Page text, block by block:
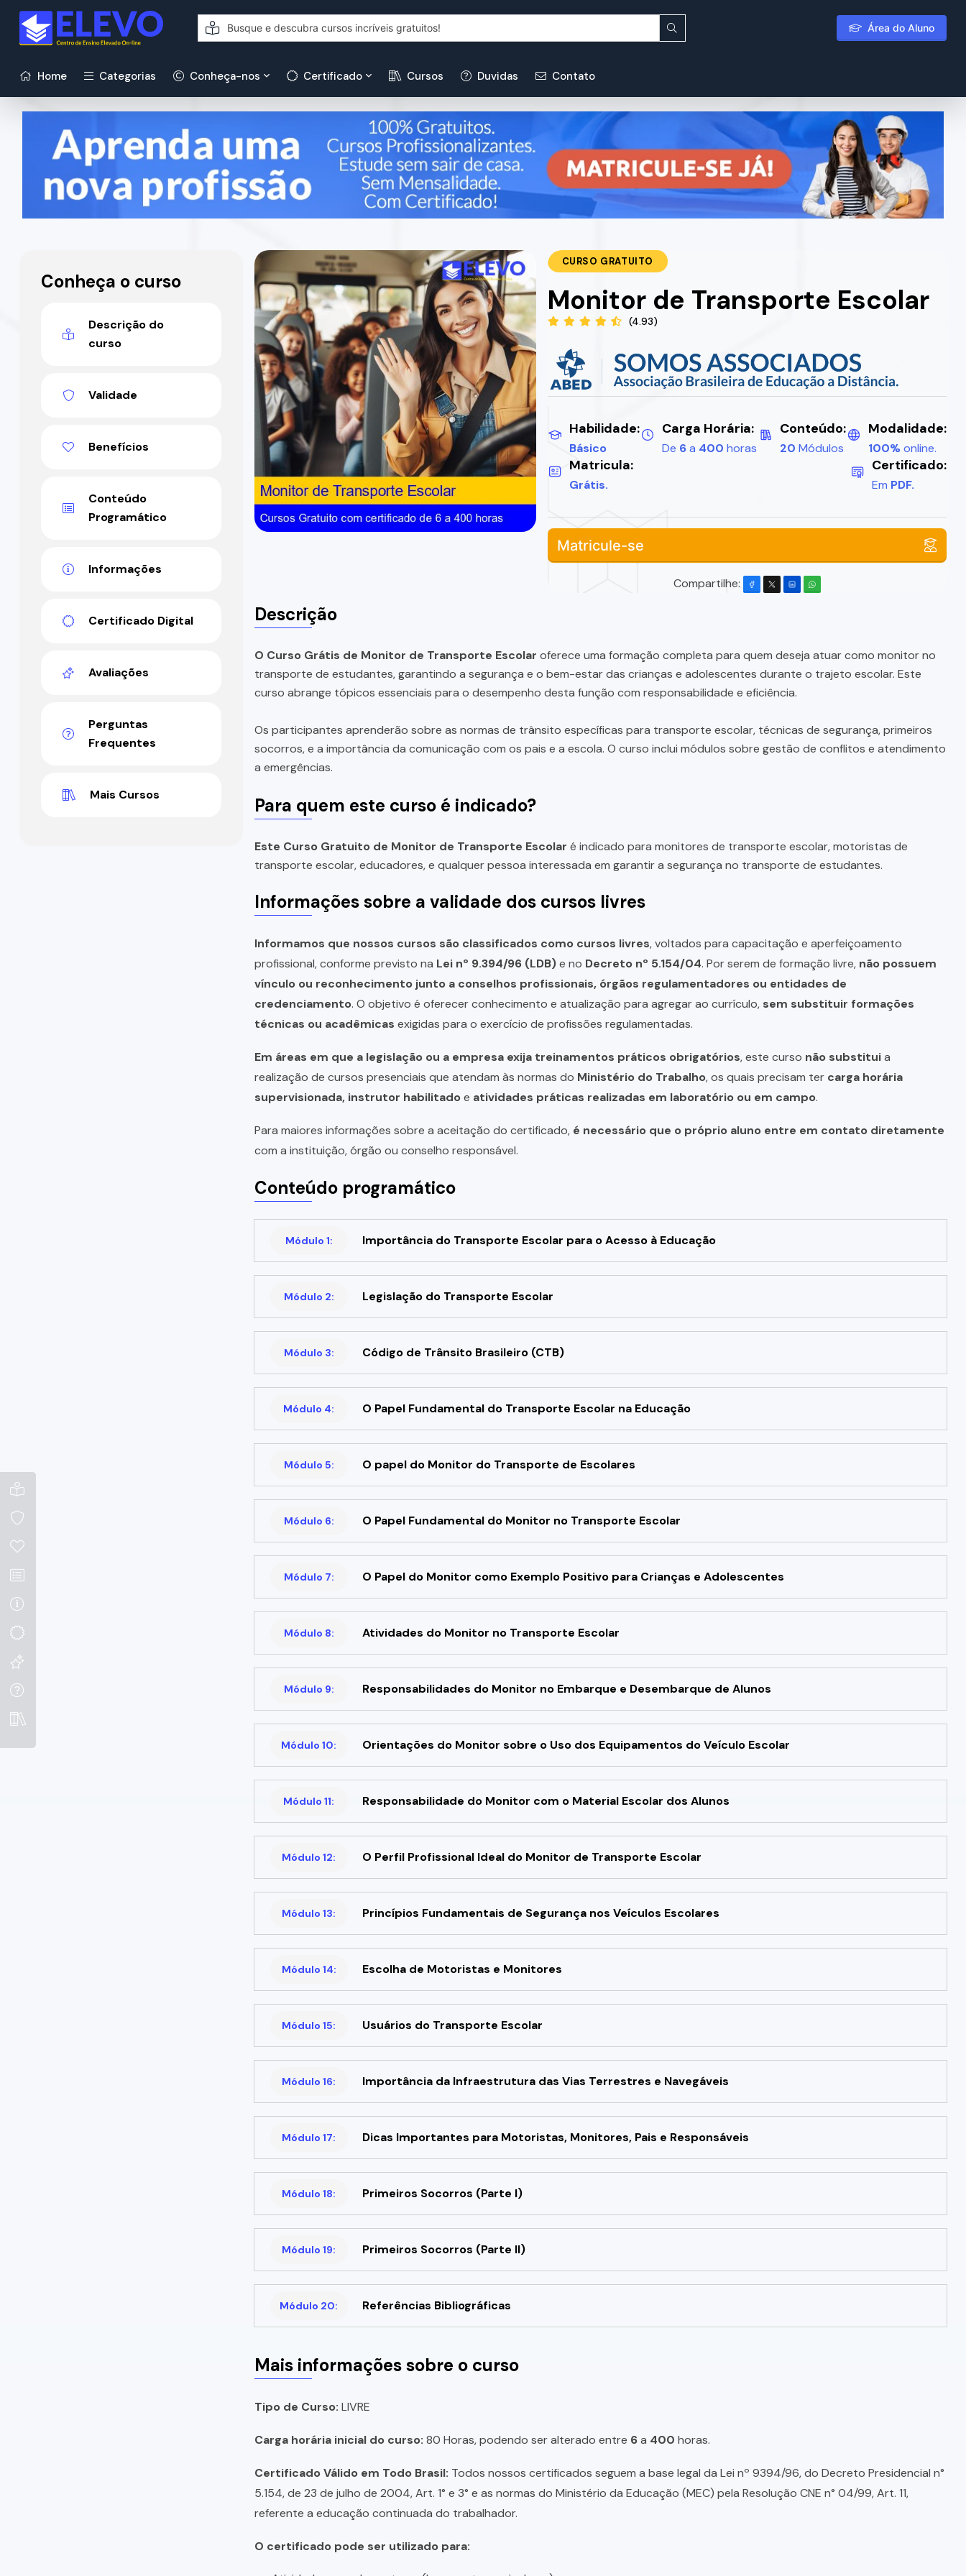
Área do Aluno
Home Categorias Conheça-nos Certificado Cursos Duvidas Contato
CURSO GRATUITO
Monitor de Transporte Escolar
(4.93)
Habilidade:
Básico
Carga Horária:
De 6a 400 horas
Conteúdo:
20 Módulos
Modalidade:
100%online.
Matricula:
Grátis.
Certificado:
Em PDF.
Matricule-se
Compartilhe:
Descrição
O Curso Grátis de Monitor de Transporte Escolar oferece uma formação completa para quem deseja atuar como monitor no
transporte de estudantes, garantindo a segurança e o bem-estar das crianças e adolescentes durante o trajeto escolar. Este
curso abrange tópicos essenciais para o desempenho desta função com responsabilidade e eficiência.
Os participantes aprenderão sobre as normas de trânsito específicas para transporte escolar, técnicas de segurança, primeiros
socorros, e a importância da comunicação com os pais e a escola. O curso inclui módulos sobre gestão de conflitos e atendimento
a emergências.
Para quem este curso é indicado?
Este Curso Gratuito de Monitor de Transporte Escolar é indicado para monitores de transporte escolar, motoristas de
transporte escolar, educadores, e qualquer pessoa interessada em garantir a segurança no transporte de estudantes.
Informações sobre a validade dos cursos livres
Informamos que nossos cursos são classificados como cursos livres, voltados para capacitação e aperfeiçoamento
profissional, conforme previsto na Lei nº 9.394/96 (LDB)e no Decreto nº 5.154/04. Por serem de formação livre, não possuem
vínculo ou reconhecimento junto a conselhos profissionais, órgãos regulamentadores ou entidades de
credenciamento. O objetivo é oferecer conhecimento e atualização para agregar ao currículo, sem substituir formações
técnicas ou acadêmicas exigidas para o exercício de profissões regulamentadas.
Em áreas em que a legislação ou a empresa exija treinamentos práticos obrigatórios, este curso não substituia
realização de cursos presenciais que atendam às normas do Ministério do Trabalho, os quais precisam ter carga horária
supervisionada, instrutor habilitadoe atividades práticas realizadas em laboratório ou em campo.
Para maiores informações sobre a aceitação do certificado, é necessário que o próprio aluno entre em contato diretamente
com a instituição, órgão ou conselho responsável.
Conteúdo programático
Módulo 1: Importância do Transporte Escolar para o Acesso à Educação
Módulo 2: Legislação do Transporte Escolar
Módulo 3: Código de Trânsito Brasileiro (CTB)
Módulo 4: O Papel Fundamental do Transporte Escolar na Educação
Módulo 5: O papel do Monitor do Transporte de Escolares
Módulo 6: O Papel Fundamental do Monitor no Transporte Escolar
Módulo 7: O Papel do Monitor como Exemplo Positivo para Crianças e Adolescentes
Módulo 8: Atividades do Monitor no Transporte Escolar
Módulo 9: Responsabilidades do Monitor no Embarque e Desembarque de Alunos
Módulo 10: Orientações do Monitor sobre o Uso dos Equipamentos do Veículo Escolar
Módulo 11: Responsabilidade do Monitor com o Material Escolar dos Alunos
Módulo 12: O Perfil Profissional Ideal do Monitor de Transporte Escolar
Módulo 13: Princípios Fundamentais de Segurança nos Veículos Escolares
Módulo 14: Escolha de Motoristas e Monitores
Módulo 15: Usuários do Transporte Escolar
Módulo 16: Importância da Infraestrutura das Vias Terrestres e Navegáveis
Módulo 17: Dicas Importantes para Motoristas, Monitores, Pais e Responsáveis
Módulo 18: Primeiros Socorros (Parte I)
Módulo 19: Primeiros Socorros (Parte II)
Módulo 20: Referências Bibliográficas
Mais informações sobre o curso
Tipo de Curso: LIVRE
Carga horária inicial do curso: 80 Horas, podendo ser alterado entre 6a 400 horas.
Certificado Válido em Todo Brasil: Todos nossos certificados seguem a base legal da Lei nº 9394/96, do Decreto Presidencial n°
5.154, de 23 de julho de 2004, Art. 1° e 3° e as normas do Ministério da Educação (MEC) pela Resolução CNE n° 04/99, Art. 11,
referente a educação continuada do trabalhador.
O certificado pode ser utilizado para:
Conheça o curso
Descrição do
curso
Validade
Benefícios
Conteúdo
Programático
Informações
Certificado Digital
Avaliações
Perguntas
Frequentes
Mais Cursos